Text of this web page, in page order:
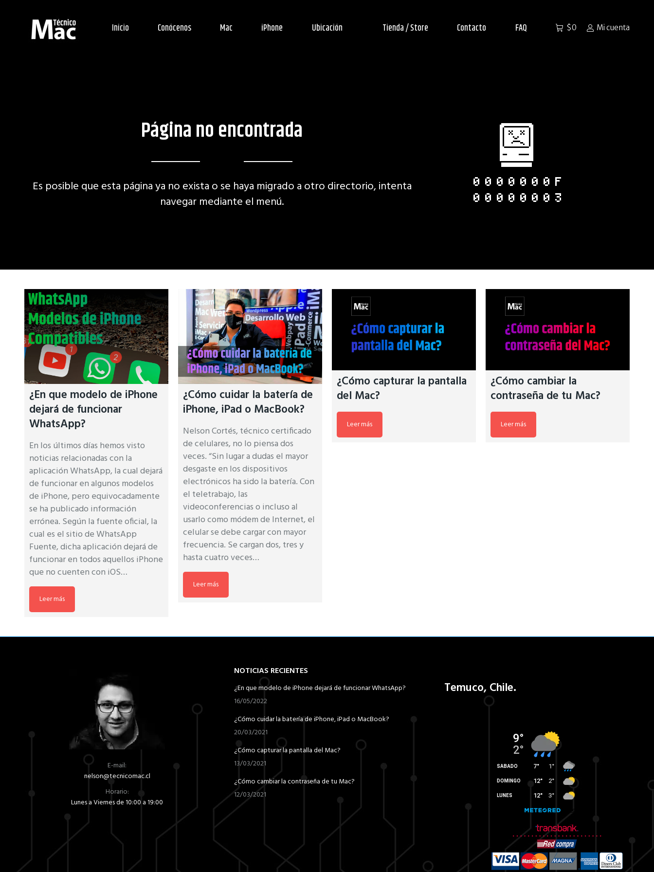
Inicio Conócenos Mac iPhone Ubicación Tienda / Store Contacto FAQ $0 Mi cuenta
Página no encontrada
Es posible que esta página ya no exista o se haya migrado a otro directorio, intenta
navegar mediante el menú.
¿En que modelo de iPhone
dejará de funcionar
WhatsApp?
En los últimos días hemos visto
noticias relacionadas con la
aplicación WhatsApp, la cual dejará
de funcionar en algunos modelos
de iPhone, pero equivocadamente
se ha publicado información
errónea. Según la fuente oficial, la
cual es el sitio de WhatsApp
Fuente, dicha aplicación dejará de
funcionar en todos aquellos iPhone
que no cuenten con iOS…
Leer más
¿Cómo cuidar la batería de
iPhone, iPad o MacBook?
Nelson Cortés, técnico certificado
de celulares, no lo piensa dos
veces. “Sin lugar a dudas el mayor
desgaste en los dispositivos
electrónicos ha sido la batería. Con
el teletrabajo, las
videoconferencias o incluso al
usarlo como módem de Internet, el
celular se debe cargar con mayor
frecuencia. Se cargan dos, tres y
hasta cuatro veces…
Leer más
¿Cómo capturar la pantalla
del Mac?
Leer más
¿Cómo cambiar la
contraseña de tu Mac?
Leer más
E-mail:
nelson@tecnicomac.cl
Horario:
Lunes a Viernes de 10:00 a 19:00
NOTICIAS RECIENTES
¿En que modelo de iPhone dejará de funcionar WhatsApp?
16/05/2022
¿Cómo cuidar la batería de iPhone, iPad o MacBook?
20/03/2021
¿Cómo capturar la pantalla del Mac?
13/03/2021
¿Cómo cambiar la contraseña de tu Mac?
12/03/2021
Temuco, Chile.